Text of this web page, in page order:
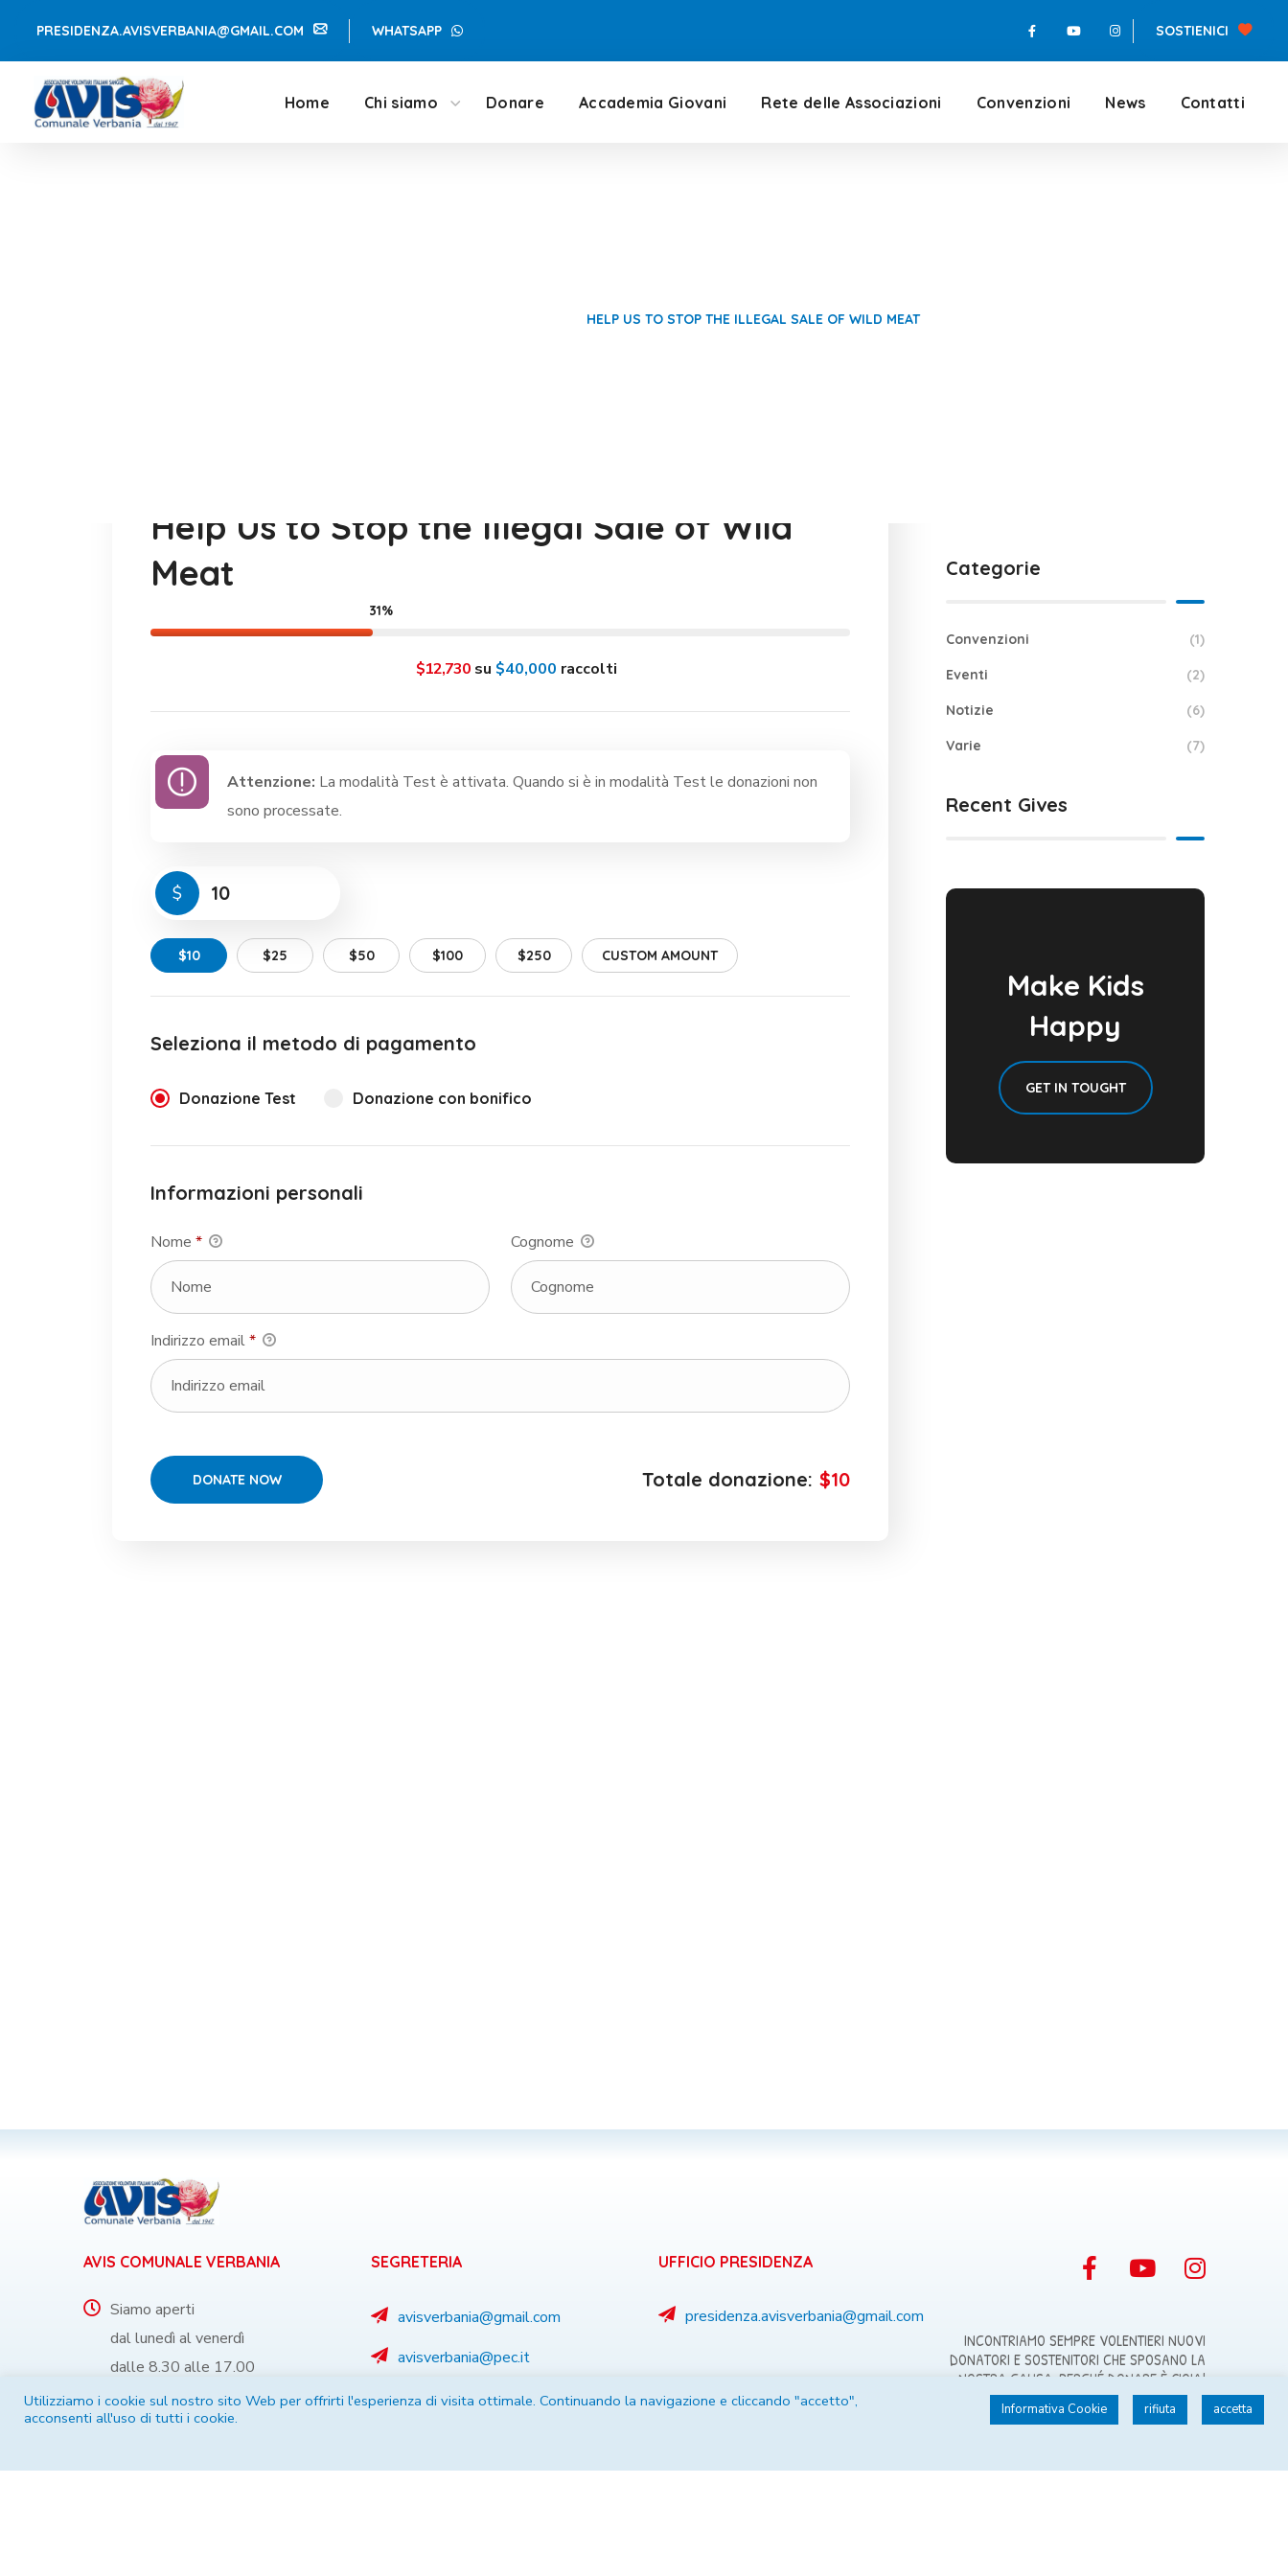
PRESIDENZA.AVISVERBANIA@GMAIL.COM WHATSAPP SOSTIENICI
Home Chi siamo Donare Accademia Giovani Rete delle Associazioni Convenzioni News Contatti
HELP US TO STOP THE ILLEGAL SALE OF WILD MEAT
Help Us to Stop the Illegal Sale of Wild
Meat
$12,730su $40,000 raccolti
31%
Attenzione: La modalità Test è attivata. Quando si è in modalità Test le donazioni non
sono processate.
$
$10 $25 $50 $100 $250 CUSTOM AMOUNT
Seleziona il metodo di pagamento
Donazione Test Donazione con bonifico
Informazioni personali
Nome * Cognome
Indirizzo email*
Totale donazione: $10
Categorie
Convenzioni (1)
Eventi (2)
Notizie (6)
Varie (7)
Recent Gives
Make Kids
Happy
GET IN TOUGHT
AVIS COMUNALE VERBANIA
Siamo aperti
dal lunedì al venerdì
dalle 8.30 alle 17.00
Via De Marchi 16
SEGRETERIA
avisverbania@gmail.com
avisverbania@pec.it
0323 50 20 34
UFFICIO PRESIDENZA
presidenza.avisverbania@gmail.com
INCONTRIAMO SEMPRE VOLENTIERI NUOVI
DONATORI E SOSTENITORI CHE SPOSANO LA
NOSTRA CAUSA, PERCHÉ DONARE È GIOIA!
Utilizziamo i cookie sul nostro sito Web per offrirti l'esperienza di visita ottimale. Continuando la navigazione e cliccando "accetto",
acconsenti all'uso di tutti i cookie.
Informativa Cookie rifiuta accetta